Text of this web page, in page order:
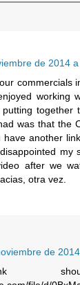
de 2014
commercials
working
together
was that the
have another
my
after we
otra vez.
de